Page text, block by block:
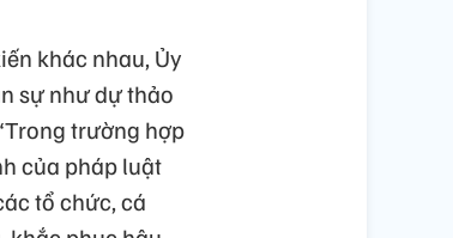
khác nhau, Ủy
sự như dự thảo
trường hợp
của pháp luật
tổ chức, cá